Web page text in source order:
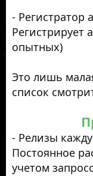
- Регистратор
Регистрирует
опытных)
Это лишь
список
- Релизы
Постоянное
учетом